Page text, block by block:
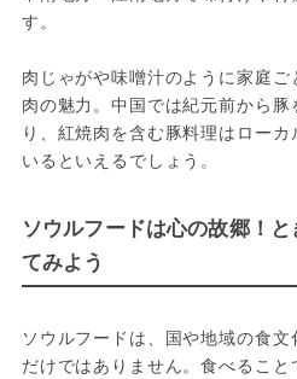
す。
肉じゃがや味噌汁のように家庭
肉の魅力。中国では紀元前から
り、紅焼肉を含む豚料理はロー
いるといえるでしょう。
ソウルフードは心の故郷！
てみよう
ソウルフードは、国や地域の食
だけではありません。食べるこ